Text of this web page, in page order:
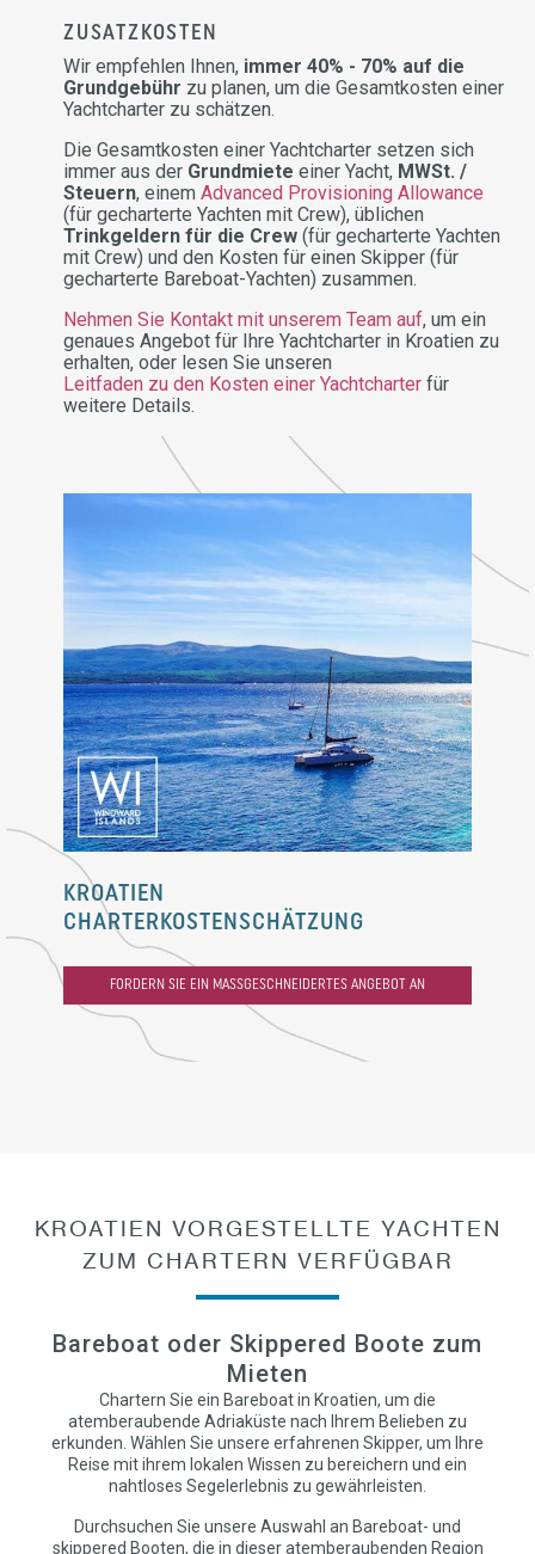
ZUSATZKOSTEN
Wir empfehlen Ihnen, immer 40% - 70% auf die
Grundgebühr zu planen, um die Gesamtkosten einer
Yachtcharter zu schätzen.
Die Gesamtkosten einer Yachtcharter setzen sich
immer aus der Grundmiete einer Yacht, MWSt. /
Steuern, einem Advanced Provisioning Allowance
(für gecharterte Yachten mit Crew), üblichen
Trinkgeldern für die Crew (für gecharterte Yachten
mit Crew) und den Kosten für einen Skipper (für
gecharterte Bareboat-Yachten) zusammen.
Nehmen Sie Kontakt mit unserem Team auf, um ein
genaues Angebot für Ihre Yachtcharter in Kroatien zu
erhalten, oder lesen Sie unseren
Leitfaden zu den Kosten einer Yachtcharter für
weitere Details.
KROATIEN
CHARTERKOSTENSCHÄTZUNG
FORDERN SIE EIN MASSGESCHNEIDERTES ANGEBOT AN
KROATIEN VORGESTELLTE YACHTEN
ZUM CHARTERN VERFÜGBAR
Bareboat oder Skippered Boote zum
Mieten
Chartern Sie ein Bareboat in Kroatien, um die
atemberaubende Adriaküste nach Ihrem Belieben zu
erkunden. Wählen Sie unsere erfahrenen Skipper, um Ihre
Reise mit ihrem lokalen Wissen zu bereichern und ein
nahtloses Segelerlebnis zu gewährleisten.
Durchsuchen Sie unsere Auswahl an Bareboat- und
skippered Booten, die in dieser atemberaubenden Region